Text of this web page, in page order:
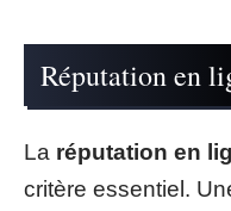
Réputation en
La réputation en
critère essentiel.